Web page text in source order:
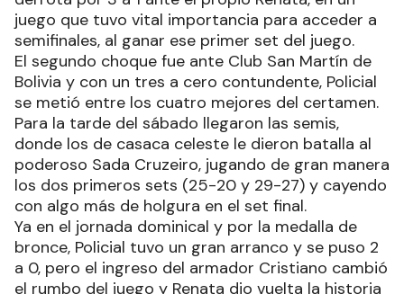
juego que tuvo vital importancia para acceder a
semifinales, al ganar ese primer set del juego.
El segundo choque fue ante Club San Martín de
Bolivia y con un tres a cero contundente, Policial
se metió entre los cuatro mejores del certamen.
Para la tarde del sábado llegaron las semis,
donde los de casaca celeste le dieron batalla al
poderoso Sada Cruzeiro, jugando de gran manera
los dos primeros sets (25-20 y 29-27) y cayendo
con algo más de holgura en el set final.
Ya en el jornada dominical y por la medalla de
bronce, Policial tuvo un gran arranco y se puso 2
a 0, pero el ingreso del armador Cristiano cambió
el rumbo del juego y Renata dio vuelta la historia